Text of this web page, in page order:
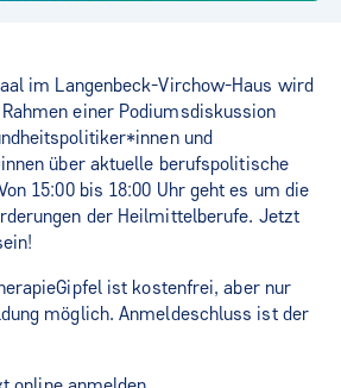
im Langenbeck-Virchow-Haus wird
einer Podiumsdiskussion
und
über aktuelle berufspolitische
15:00 bis 18:00 Uhr geht es um die
der Heilmittelberufe. Jetzt
ist kostenfrei, aber nur
möglich. Anmeldeschluss ist der